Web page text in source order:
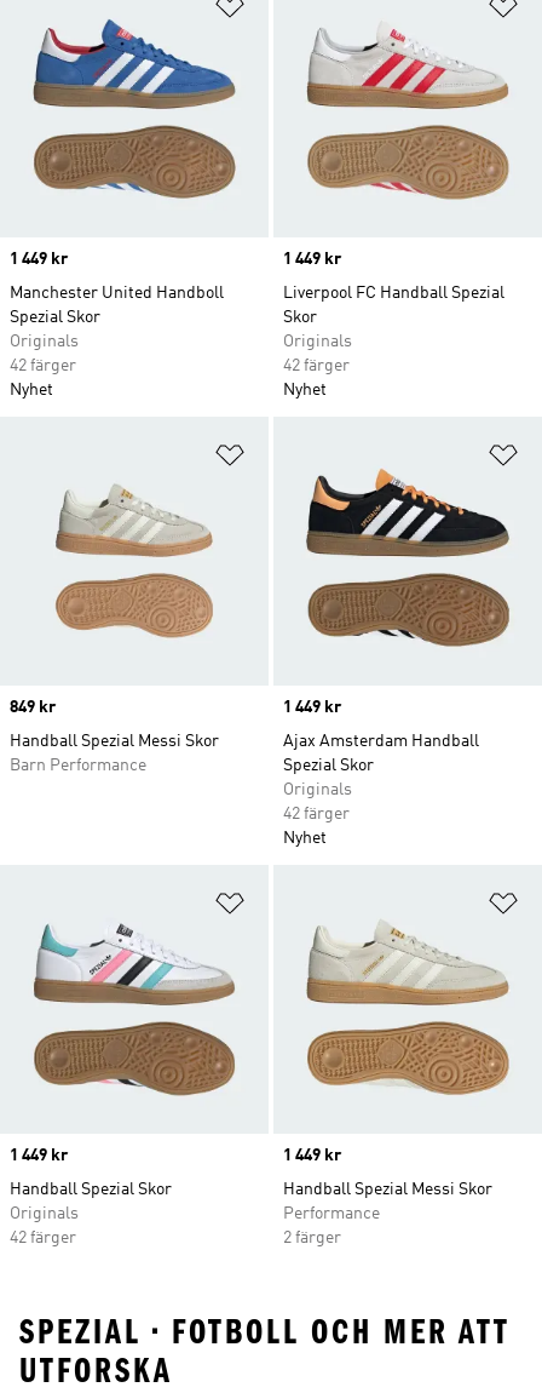
Price
1 449 kr
Manchester United Handboll
Spezial Skor
Originals
42 färger
Nyhet
Price
1 449 kr
Liverpool FC Handball Spezial
Skor
Originals
42 färger
Nyhet
Price
849 kr
Handball Spezial Messi Skor
Barn Performance
Price
1 449 kr
Ajax Amsterdam Handball
Spezial Skor
Originals
42 färger
Nyhet
Price
1 449 kr
Handball Spezial Skor
Originals
42 färger
Price
1 449 kr
Handball Spezial Messi Skor
Performance
2 färger
SPEZIAL • FOTBOLL OCH MER ATT
UTFORSKA